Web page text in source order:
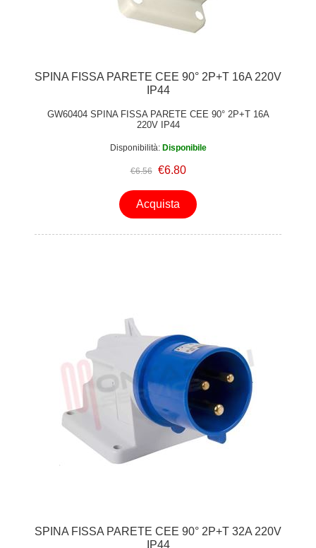
SPINA FISSA PARETE CEE 90° 2P+T 16A 220V
IP44
GW60404 SPINA FISSA PARETE CEE 90° 2P+T 16A
220V IP44
Disponibilità: Disponibile
€6.56 €6.80
Acquista
SPINA FISSA PARETE CEE 90° 2P+T 32A 220V
IP44